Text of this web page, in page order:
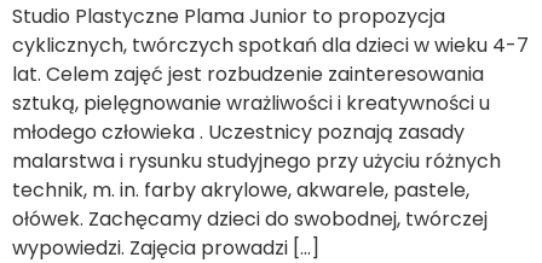
Studio Plastyczne Plama Junior to propozycja
cyklicznych, twórczych spotkań dla dzieci w wieku 4-7
lat. Celem zajęć jest rozbudzenie zainteresowania
sztuką, pielęgnowanie wrażliwości i kreatywności u
młodego człowieka . Uczestnicy poznają zasady
malarstwa i rysunku studyjnego przy użyciu różnych
technik, m. in. farby akrylowe, akwarele, pastele,
ołówek. Zachęcamy dzieci do swobodnej, twórczej
wypowiedzi. Zajęcia prowadzi […]